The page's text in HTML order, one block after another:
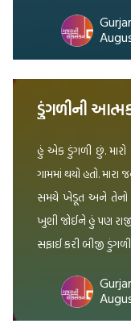
ડુંગળીની
હું એક ડુંગળી છું. મારો
ગામમાં થયો હતો.
સમયે ખેડૂત અને તેનો
ખુશી જોઈને હું પણ
સફાઈ કરી બીજી